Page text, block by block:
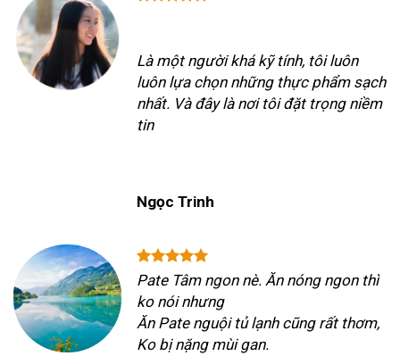
Là một người khá kỹ tính, tôi luôn
luôn lựa chọn những thực phẩm sạch
nhất. Và đây là nơi tôi đặt trọng niềm
tin
Ngọc Trinh
Pate Tâm ngon nè. Ăn nóng ngon thì
ko nói nhưng
Ăn Pate nguội tủ lạnh cũng rất thơm,
Ko bị nặng mùi gan.